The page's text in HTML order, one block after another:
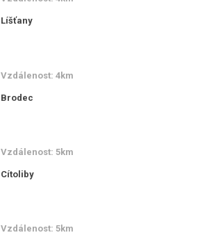
Líšťany
Vzdálenost: 4km
Brodec
Vzdálenost: 5km
Cítoliby
Vzdálenost: 5km